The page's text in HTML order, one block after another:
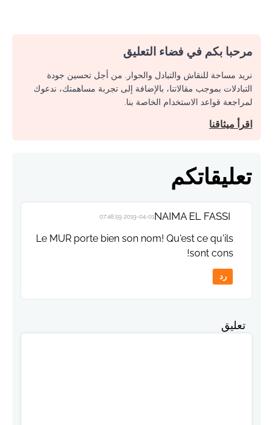
مرحبا بكم في فضاء التعليق
نريد مساحة للنقاش والتبادل والحوار. من أجل تحسين جودة
التبادلات بموجب مقالاتنا، بالإضافة إلى تجربة مساهمتك، ندعوك
لمراجعة قواعد الاستخدام الخاصة بنا.
اقرأ ميثاقنا
تعليقاتكم
NAIMA EL FASSI
2019-04-01 07:48:59
Le MUR porte bien son nom! Qu'est ce qu'ils
sont cons!
رد
تعليق